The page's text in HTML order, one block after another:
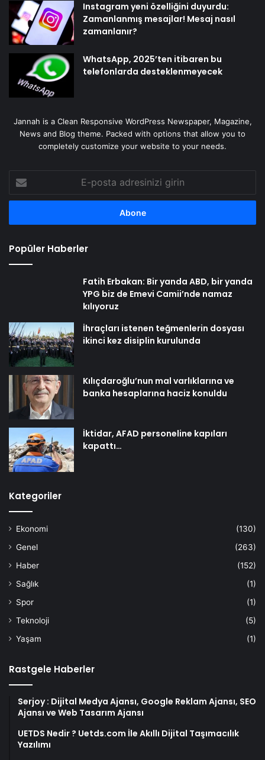
Instagram yeni özelliğini duyurdu:
Zamanlanmış mesajlar! Mesaj nasıl
zamanlanır?
WhatsApp, 2025’ten itibaren bu
telefonlarda desteklenmeyecek
Jannah is a Clean Responsive WordPress Newspaper, Magazine,
News and Blog theme. Packed with options that allow you to
completely customize your website to your needs.
posta
adresinizi
Popüler Haberler
Fatih Erbakan: Bir yanda ABD, bir yanda
YPG biz de Emevi Camii’nde namaz
kılıyoruz
İhraçları istenen teğmenlerin dosyası
ikinci kez disiplin kurulunda
Kılıçdaroğlu’nun mal varlıklarına ve
banka hesaplarına haciz konuldu
İktidar, AFAD personeline kapıları
kapattı…
Kategoriler
Ekonomi
(130)
Genel
(263)
Haber
(152)
Sağlık
(1)
Spor
(1)
Teknoloji
(5)
Yaşam
(1)
Rastgele Haberler
Serjoy : Dijital Medya Ajansı, Google Reklam Ajansı, SEO
Ajansı ve Web Tasarım Ajansı
UETDS Nedir ? Uetds.com İle Akıllı Dijital Taşımacılık
Yazılımı